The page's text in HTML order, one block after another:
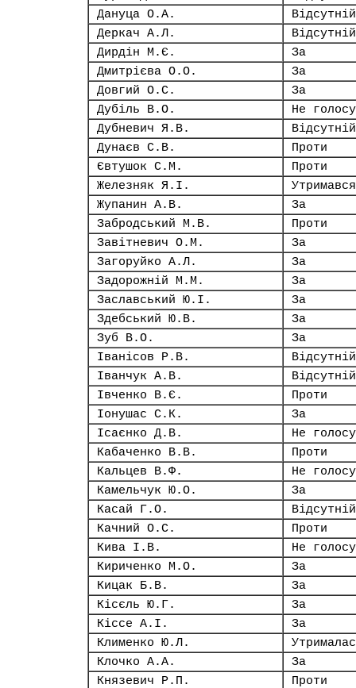
Дануца О.А.
Відсутній
Деркач А.Л.
Відсутній
Дирдін М.Є.
За
Дмитрієва О.О.
За
Довгий О.С.
За
Дубіль В.О.
Не
Дубневич Я.В.
Відсутній
Дунаєв С.В.
Проти
Євтушок С.М.
Проти
Железняк Я.І.
Утримався
Жупанин А.В.
За
Забродський М.В.
Проти
Завітневич О.М.
За
Загоруйко А.Л.
За
Задорожній М.М.
За
Заславський Ю.І.
За
Здебський Ю.В.
За
Зуб В.О.
За
Іванісов Р.В.
Відсутній
Іванчук А.В.
Відсутній
Івченко В.Є.
Проти
Іонушас С.К.
За
Ісаєнко Д.В.
Не
Кабаченко В.В.
Проти
Кальцев В.Ф.
Не
Камельчук Ю.О.
За
Касай Г.О.
Відсутній
Качний О.С.
Проти
Кива І.В.
Не
Кириченко М.О.
За
Кицак Б.В.
За
Кісєль Ю.Г.
За
Кіссе А.І.
За
Клименко Ю.Л.
Клочко А.А.
За
Князевич Р.П.
Проти